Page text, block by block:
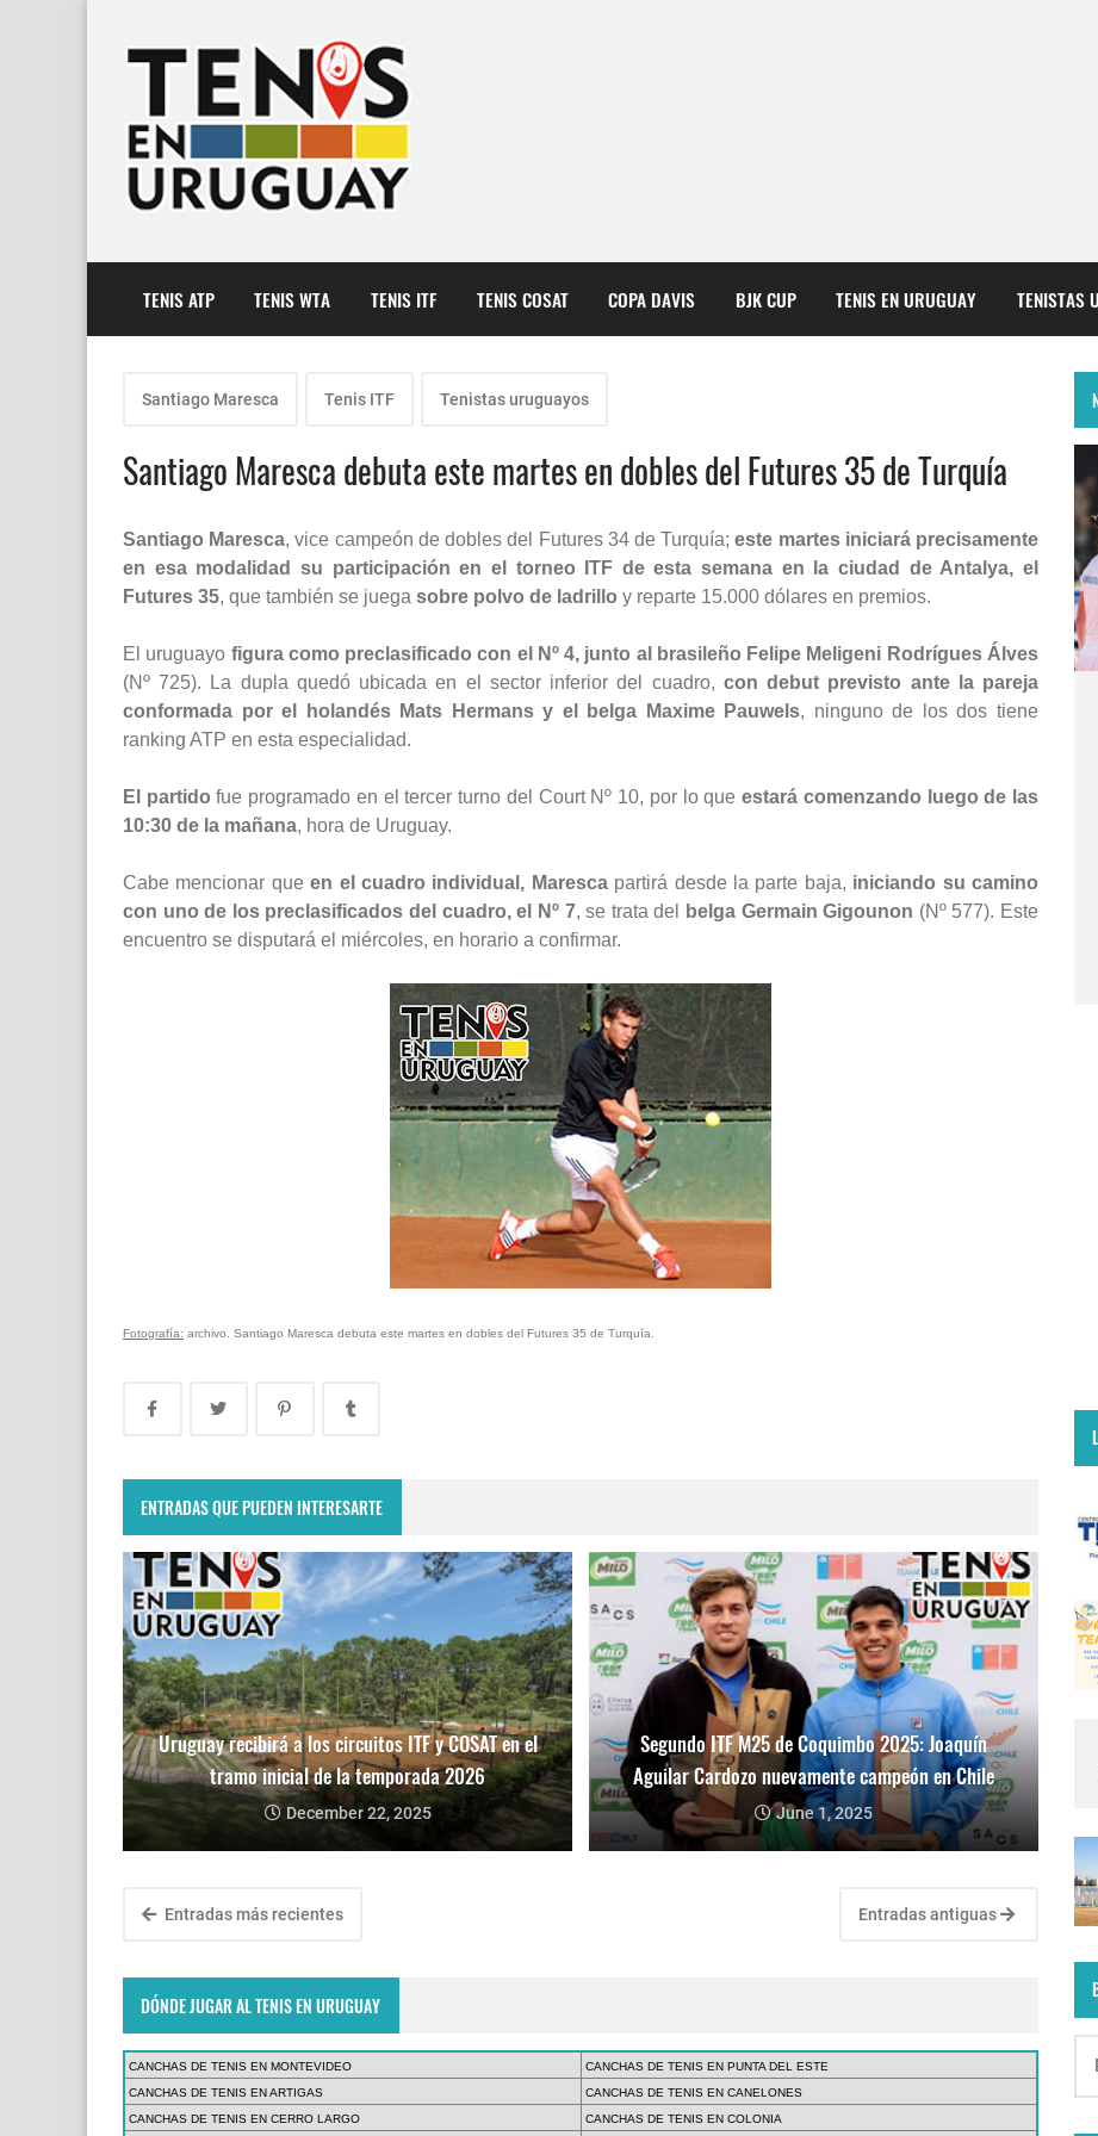
TENIS ATP TENIS WTA TENIS ITF TENIS COSAT COPA DAVIS BJK CUP TENIS EN URUGUAY TENISTAS
Santiago Maresca Tenis ITF Tenistas uruguayos
Santiago Maresca debuta este martes en dobles del Futures 35 de Turquía
Santiago Maresca, vice campeón de dobles del Futures 34 de Turquía;este martes iniciará precisamente
en esa modalidad su participación en el torneo ITF de esta semana en la ciudad de Antalya, el
Futures 35, que también se juega sobre polvo de ladrillo y reparte 15.000 dólares en premios.
El uruguayo figura como preclasificado con el Nº 4, junto al brasileño Felipe Meligeni Rodrígues Álves
(Nº 725). La dupla quedó ubicada en el sector inferior del cuadro, con debut previsto ante la pareja
conformada por el holandés Mats Hermans y el belga Maxime Pauwels, ninguno de los dos tiene
ranking ATP en esta especialidad.
El partido fue programado en el tercer turno del Court Nº 10, por lo queestará comenzando luego de las
10:30 de la mañana, hora de Uruguay.
Cabe mencionar queen el cuadro individual, Marescapartirá desde la parte baja, iniciando su camino
con uno de los preclasificados del cuadro, el Nº 7, se trata del belga Germain Gigounon (Nº 577). Este
encuentro se disputará el miércoles, en horario a confirmar.
Fotografía: archivo. Santiago Maresca debuta este martes en dobles del Futures 35 de Turquía.
ENTRADAS QUE PUEDEN INTERESARTE
Uruguay recibirá a los circuitos ITF y COSAT en el
tramo inicial de la temporada 2026
December 22, 2025
Segundo ITF M25 de Coquimbo 2025: Joaquín
Aguilar Cardozo nuevamente campeón en Chile
June 1, 2025
Entradas más recientes Entradas antiguas
DÓNDE JUGAR AL TENIS EN URUGUAY
CANCHAS DE TENIS EN MONTEVIDEO
CANCHAS DE TENIS EN PUNTA DEL ESTE
CANCHAS DE TENIS EN ARTIGAS
CANCHAS DE TENIS EN CANELONES
CANCHAS DE TENIS EN CERRO LARGO
CANCHAS DE TENIS EN COLONIA